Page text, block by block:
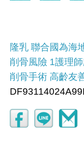
隆乳 聯合國為海
削骨風險 1護理
削骨手術 高齡友